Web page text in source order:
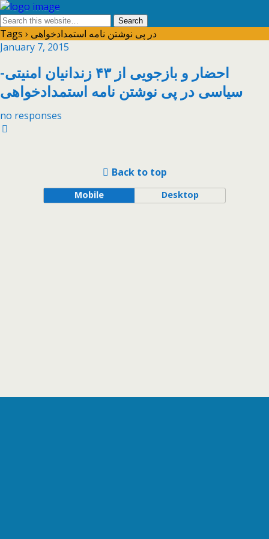
Tags › در پی نوشتن نامه استمدادخواهی
January 7, 2015
احضار و بازجویی از ۴۳ زندانیان امنیتی-
سیاسی در پی نوشتن نامه استمدادخواهی
no responses
Back to top
Mobile Desktop